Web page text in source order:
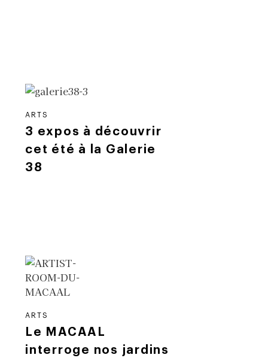
ARTS
3 expos à découvrir
cet été à la Galerie
38
ARTS
Le MACAAL
interroge nos jardins